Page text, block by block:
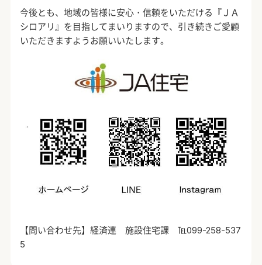
今後とも、地域の皆様に安心・信頼をいただける『ＪＡ
シロアリ』を目指してまいりますので、引き続きご愛顧
いただきますようお願いいたします。
【問い合わせ先】経済連 施設住宅課 ℡099-258-537
5